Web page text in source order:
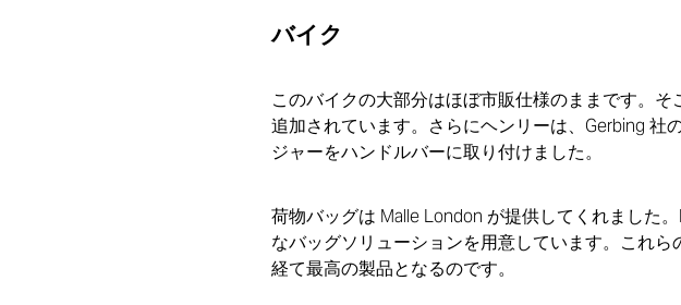
バイク
このバイクの大部分はほぼ市販仕様のままです。
追加されています。さらにヘンリーは、Gerbing 社
ジャーをハンドルバーに取り付けました。
荷物バッグは Malle London が提供してくれました
なバッグソリューションを用意しています。これ
経て最高の製品となるのです。